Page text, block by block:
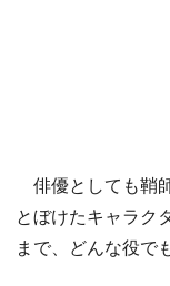
俳優としても鞘
とぼけたキャラク
まで、どんな役で